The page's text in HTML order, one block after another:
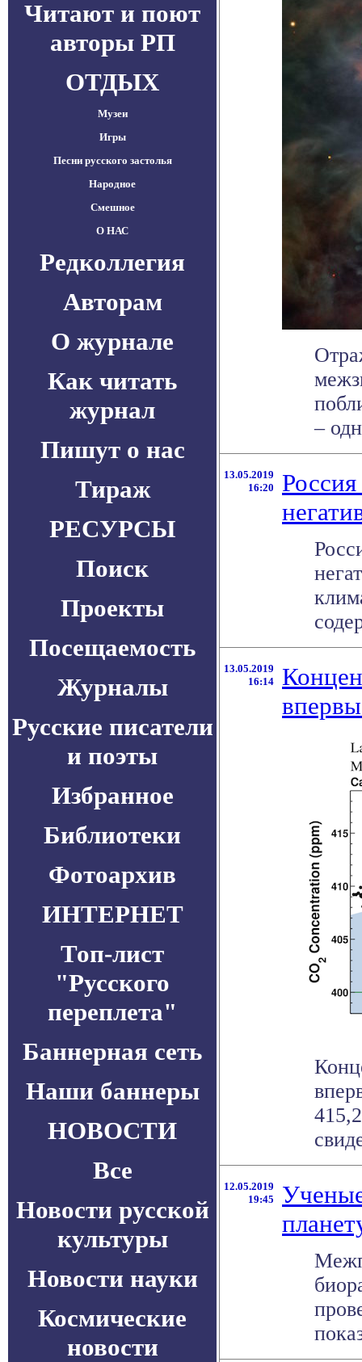
Читают и поют
авторы РП
ОТДЫХ
Музеи
Игры
Песни русского застолья
Народное
Смешное
О НАС
Редколлегия
Авторам
О журнале
Как читать
журнал
Пишут о нас
Тираж
РЕСУРСЫ
Поиск
Проекты
Посещаемость
Журналы
Русские писатели
и поэты
Избранное
Библиотеки
Фотоархив
ИНТЕРНЕТ
Топ-лист
"Русского
переплета"
Баннерная сеть
Наши баннеры
НОВОСТИ
Все
Новости русской
культуры
Новости науки
Космические
новости
–
13.05.2019
16:20
13.05.2019
16:14
12.05.2019
19:45